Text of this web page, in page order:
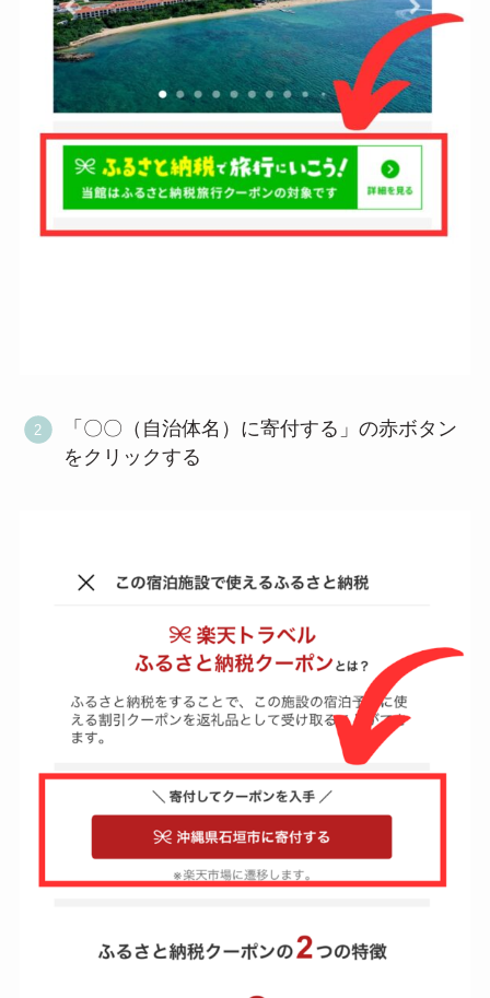
「〇〇（自治体名）に寄付する」の赤ボタン
をクリックする